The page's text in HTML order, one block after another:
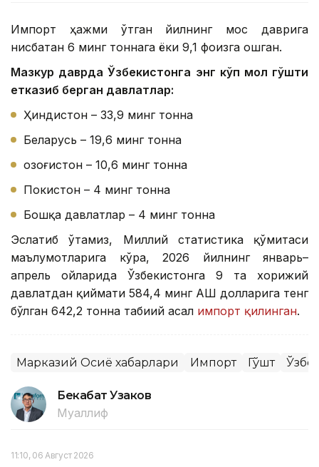
Импорт ҳажми ўтган йилнинг мос даврига
нисбатан 6 минг тоннага ёки 9,1 фоизга ошган.
Мазкур даврда Ўзбекистонга энг кўп мол гўшти
етказиб берган давлатлар:
Ҳиндистон – 33,9 минг тонна
Беларусь – 19,6 минг тонна
Қозоғистон – 10,6 минг тонна
Покистон – 4 минг тонна
Бошқа давлатлар – 4 минг тонна
Эслатиб ўтамиз, Миллий статистика қўмитаси
маълумотларига кўра, 2026 йилнинг январь–
апрель ойларида Ўзбекистонга 9 та хорижий
давлатдан қиймати 584,4 минг АҚШ долларига тенг
бўлган 642,2 тонна табиий асал импорт қилинган.
Марказий Осиё хабарлари Импорт Гўшт
Бекабат Узаков
Муаллиф
11:10, 06 Август 2026